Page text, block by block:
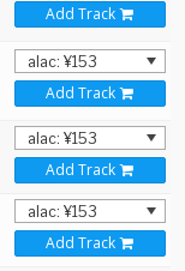
Add Track
Add Track
Add Track
Add Track